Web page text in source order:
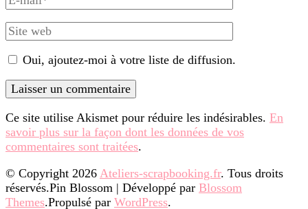
mail
Site
web
Oui, ajoutez-moi à votre liste de diffusion.
Ce site utilise Akismet pour réduire les indésirables. En
savoir plus sur la façon dont les données de vos
commentaires sont traitées.
© Copyright 2026 Ateliers-scrapbooking.fr. Tous droits
réservés.Pin Blossom | Développé par Blossom
Themes.Propulsé par WordPress.